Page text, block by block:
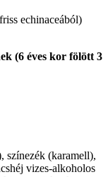
echinaceából)
(6 éves kor fölött 3
színezék (karamell),
vizes-alkoholos